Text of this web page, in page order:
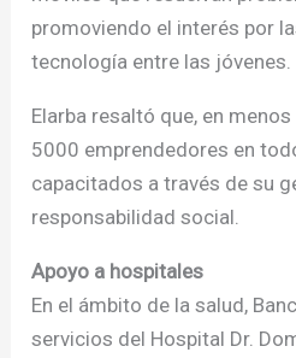
promoviendo el interés por
tecnología entre las jóvenes.
Elarba resaltó que, en
5000 emprendedores en
capacitados a través de su
responsabilidad social.
Apoyo a hospitales
En el ámbito de la salud,
servicios del Hospital Dr.